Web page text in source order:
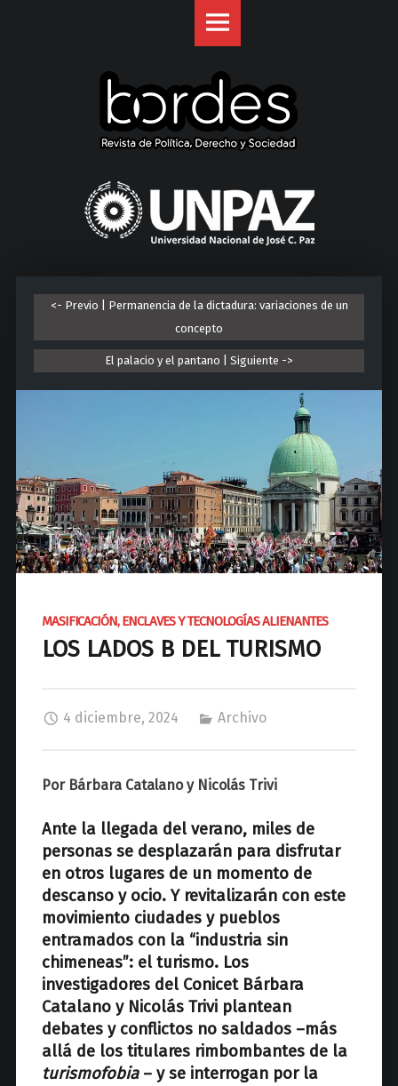
U
n
i
v
r
s
i
d
a
c
i
o
n
a
e
J
é
a
<- Previo | Permanencia de la dictadura: variaciones de un
concepto
El palacio y el pantano | Siguiente ->
MASIFICACIÓN, ENCLAVES Y TECNOLOGÍAS ALIENANTES
LOS LADOS B DEL TURISMO
4 diciembre, 2024 Archivo
Por Bárbara Catalano y Nicolás Trivi
Ante la llegada del verano, miles de
personas se desplazarán para disfrutar
en otros lugares de un momento de
descanso y ocio. Y revitalizarán con este
movimiento ciudades y pueblos
entramados con la “industria sin
chimeneas”: el turismo. Los
investigadores del Conicet Bárbara
Catalano y Nicolás Trivi plantean
debates y conflictos no saldados –más
allá de los titulares rimbombantes de la
turismofobia– y se interrogan por la